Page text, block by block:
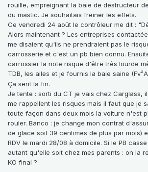
rouille, empreignant la baie de destructeur
du mastic. Je souhaitais freiner les effets.
Ce vendredi 24 août le contrôleur me dit :
Alors maintenant ? Les entreprises
me disaient qu'ils ne prendraient pas le
carrosserie et c'est un pb bien connu.
carrossier la note risque d'être très lourde
TDB, les ailes et je fournis la baie saine (Fv²A
Ça sent la fin.
Je tente : sorti du CT je vais chez Carglass,
me rappellent les risques mais il faut que je
toute façon dans deux mois la voiture n'est
rouler. Banco : je change mon contrat
de glace soit 39 centimes de plus par mois)
RDV le mardi 28/08 à domicile. Si le PB
autant qu'elle soit chez mes parents : on la
KO final ?